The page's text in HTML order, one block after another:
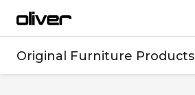
Original Furniture Products